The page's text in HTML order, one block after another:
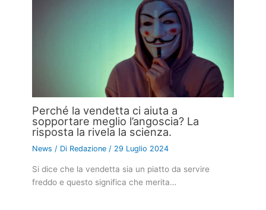
Perché la vendetta ci aiuta a
sopportare meglio l’angoscia? La
risposta la rivela la scienza.
News / Di Redazione / 29 Luglio 2024
Si dice che la vendetta sia un piatto da servire
freddo e questo significa che merita…